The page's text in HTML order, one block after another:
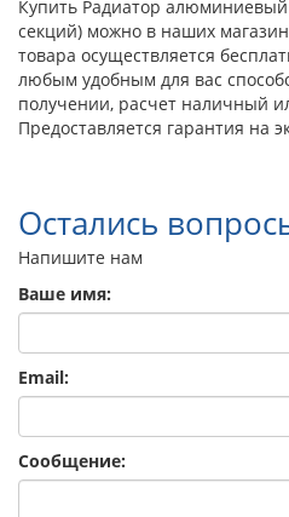
Купить Радиатор
секций) можно в наших
товара осуществляется
любым удобным для вас
получении, расчет наличный
Предоставляется гарантия на
Остались
Напишите нам
Ваше имя:
Email:
Сообщение: